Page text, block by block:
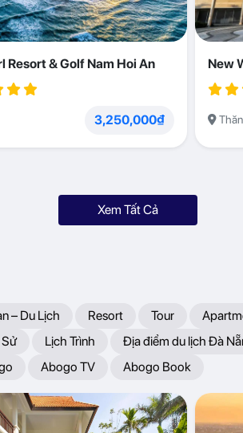
Resort & Golf Nam Hoi An
3,250,000₫
New
Xem Tất Cả
– Du Lịch Resort Tour
Lịch Trình Địa điểm du lịch Đà
Abogo TV Abogo Book